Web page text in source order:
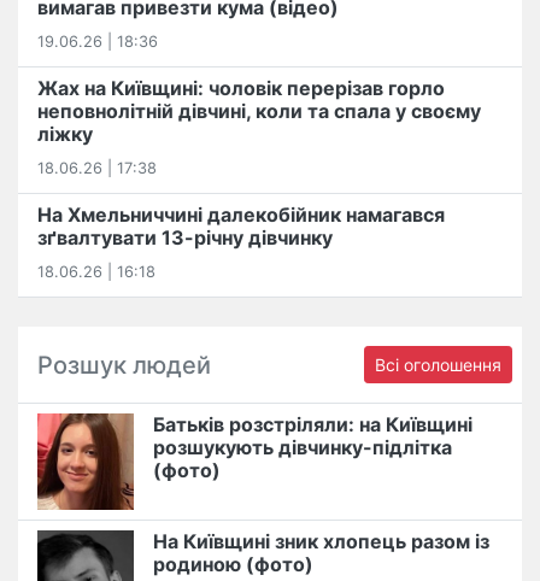
вимагав привезти кума (відео)
19.06.26 | 18:36
Жах на Київщині: чоловік перерізав горло
неповнолітній дівчині, коли та спала у своєму
ліжку
18.06.26 | 17:38
На Хмельниччині далекобійник намагався
зґвалтувати 13-річну дівчинку
18.06.26 | 16:18
Розшук людей Всі оголошення
Батьків розстріляли: на Київщині
розшукують дівчинку-підлітка
(фото)
На Київщині зник хлопець разом із
родиною (фото)